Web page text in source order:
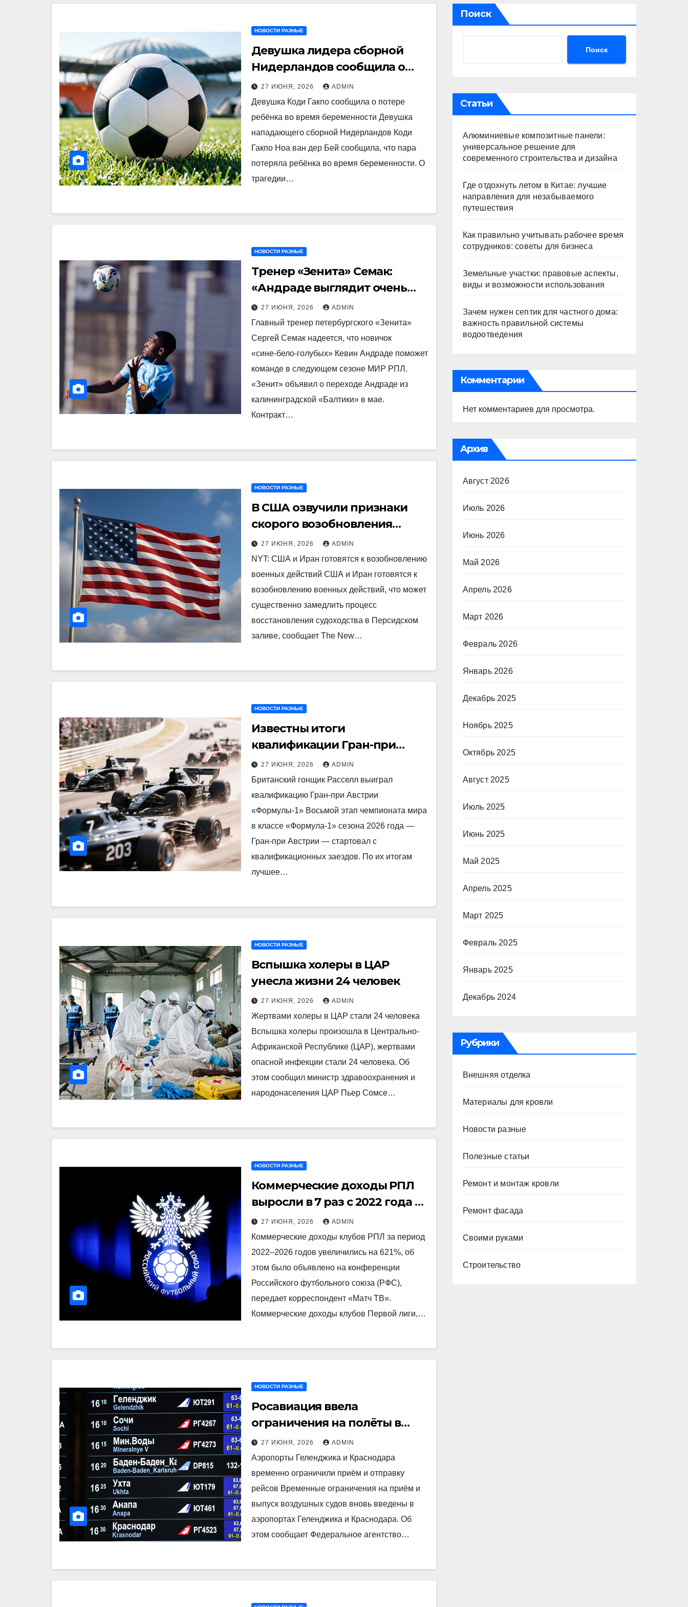
НОВОСТИ РАЗНЫЕ
Девушка лидера сборной
Нидерландов сообщила о
смерти их ребёнка
27 ИЮНЯ, 2026 ADMIN
Девушка Коди Гакпо сообщила о потере
ребёнка во время беременности Девушка
нападающего сборной Нидерландов Коди
Гакпо Ноа ван дер Бей сообщила, что пара
потеряла ребёнка во время беременности. О
трагедии…
НОВОСТИ РАЗНЫЕ
Тренер «Зенита» Семак:
«Андраде выглядит очень
прилично, надеюсь, он нам
поможет»
27 ИЮНЯ, 2026 ADMIN
Главный тренер петербургского «Зенита»
Сергей Семак надеется, что новичок
«сине‑бело‑голубых» Кевин Андраде поможет
команде в следующем сезоне МИР РПЛ.
«Зенит» объявил о переходе Андраде из
калининградской «Балтики» в мае.
Контракт…
НОВОСТИ РАЗНЫЕ
В США озвучили признаки
скорого возобновления
военных действий с Ираном
27 ИЮНЯ, 2026 ADMIN
NYT: США и Иран готовятся к возобновлению
военных действий США и Иран готовятся к
возобновлению военных действий, что может
существенно замедлить процесс
восстановления судоходства в Персидском
заливе, сообщает The New…
НОВОСТИ РАЗНЫЕ
Известны итоги
квалификации Гран-при
Австрии «Формулы-1»
27 ИЮНЯ, 2026 ADMIN
Британский гонщик Расселл выиграл
квалификацию Гран-при Австрии
«Формулы-1» Восьмой этап чемпионата мира
в классе «Формула-1» сезона 2026 года —
Гран-при Австрии — стартовал с
квалификационных заездов. По их итогам
лучшее…
НОВОСТИ РАЗНЫЕ
Вспышка холеры в ЦАР
унесла жизни 24 человек
27 ИЮНЯ, 2026 ADMIN
Жертвами холеры в ЦАР стали 24 человека
Вспышка холеры произошла в Центрально-
Африканской Республике (ЦАР), жертвами
опасной инфекции стали 24 человека. Об
этом сообщил министр здравоохранения и
народонаселения ЦАР Пьер Сомсе…
НОВОСТИ РАЗНЫЕ
Коммерческие доходы РПЛ
выросли в 7 раз с 2022 года —
РФС
27 ИЮНЯ, 2026 ADMIN
Коммерческие доходы клубов РПЛ за период
2022–2026 годов увеличились на 621%, об
этом было объявлено на конференции
Российского футбольного союза (РФС),
передает корреспондент «Матч ТВ».
Коммерческие доходы клубов Первой лиги,…
НОВОСТИ РАЗНЫЕ
Росавиация ввела
ограничения на полёты в
аэропортах Геленджика и
Краснодара
27 ИЮНЯ, 2026 ADMIN
Аэропорты Геленджика и Краснодара
временно ограничили приём и отправку
рейсов Временные ограничения на приём и
выпуск воздушных судов вновь введены в
аэропортах Геленджика и Краснодара. Об
этом сообщает Федеральное агентство…
Поиск
Поиск
Статьи
Алюминиевые композитные панели:
универсальное решение для
современного строительства и дизайна
Где отдохнуть летом в Китае: лучшие
направления для незабываемого
путешествия
Как правильно учитывать рабочее время
сотрудников: советы для бизнеса
Земельные участки: правовые аспекты,
виды и возможности использования
Зачем нужен септик для частного дома:
важность правильной системы
водоотведения
Комментарии
Нет комментариев для просмотра.
Архив
Август 2026
Июль 2026
Июнь 2026
Май 2026
Апрель 2026
Март 2026
Февраль 2026
Январь 2026
Декабрь 2025
Ноябрь 2025
Октябрь 2025
Август 2025
Июль 2025
Июнь 2025
Май 2025
Апрель 2025
Март 2025
Февраль 2025
Январь 2025
Декабрь 2024
Рубрики
Внешняя отделка
Материалы для кровли
Новости разные
Полезные статьи
Ремонт и монтаж кровли
Ремонт фасада
Своими руками
Строительство